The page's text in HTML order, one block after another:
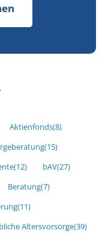
Aktienfonds(8)
(15)
(12) bAV(27)
Beratung(7)
(11)
Altersvorsorge(39)